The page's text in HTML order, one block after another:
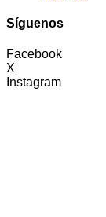
Síguenos
Facebook
X
Instagram